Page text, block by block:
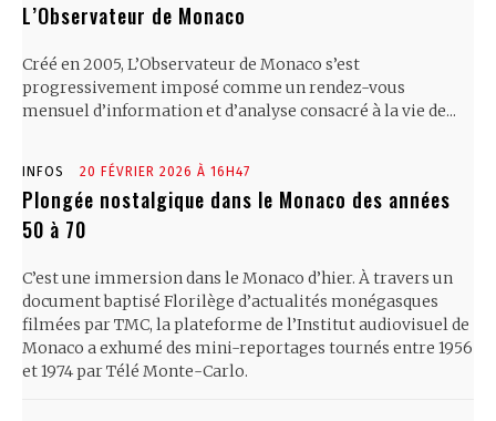
L’Observateur de Monaco
Créé en 2005, L’Observateur de Monaco s’est
progressivement imposé comme un rendez-vous
mensuel d’information et d’analyse consacré à la vie de...
INFOS 20 FÉVRIER 2026 À 16H47
Plongée nostalgique dans le Monaco des années
50 à 70
C’est une immersion dans le Monaco d’hier. À travers un
document baptisé Florilège d’actualités monégasques
filmées par TMC, la plateforme de l’Institut audiovisuel de
Monaco a exhumé des mini-reportages tournés entre 1956
et 1974 par Télé Monte-Carlo.